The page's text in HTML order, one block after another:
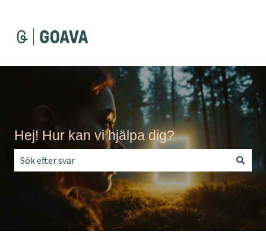
Hej! Hur kan vi hjälpa dig?
Det finns inga förslag eftersom sökfältet är tomt.